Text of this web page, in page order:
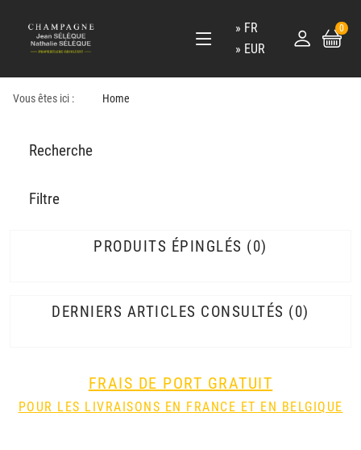
FR
EUR
0
Vous êtes ici : Home
Recherche
Filtre
PRODUITS ÉPINGLÉS 0
DERNIERS ARTICLES CONSULTÉS 0
FRAIS DE PORT GRATUIT
POUR LES LIVRAISONS EN FRANCE ET EN BELGIQUE